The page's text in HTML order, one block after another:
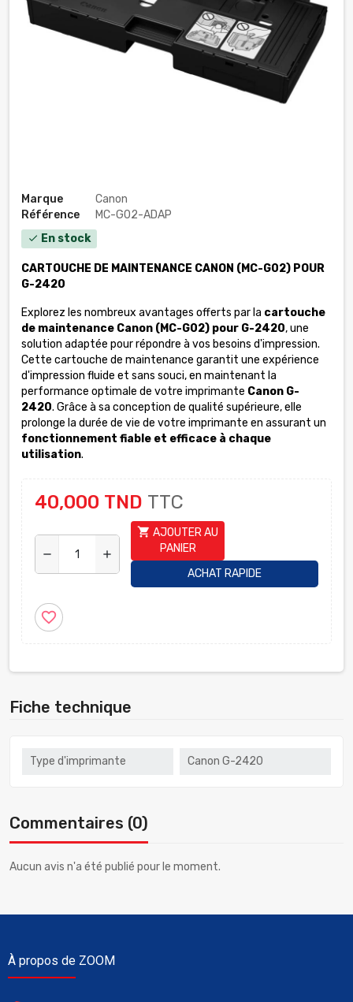
Marque
Canon
Référence
MC-G02-ADAP
check En stock
CARTOUCHE DE MAINTENANCE CANON (MC-G02) POUR
G-2420
Explorez les nombreux avantages offerts par la cartouche
de maintenance Canon (MC-G02) pour G-2420, une
solution adaptée pour répondre à vos besoins d'impression.
Cette cartouche de maintenance garantit une expérience
d'impression fluide et sans souci, en maintenant la
performance optimale de votre imprimante Canon G-
2420. Grâce à sa conception de qualité supérieure, elle
prolonge la durée de vie de votre imprimante en assurant un
fonctionnement fiable et efficace à chaque
utilisation.
40,000 TND TTC
remove add
shopping_cart AJOUTER AU
PANIER
ACHAT RAPIDE
favorite_border
Fiche technique
Type d'imprimante Canon G-2420
Commentaires (0)
Aucun avis n'a été publié pour le moment.
À propos de ZOOM